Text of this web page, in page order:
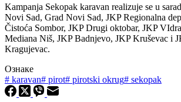
Kampanja Sekopak karavan realizuje se u
Novi Sad, Grad Novi Sad, JKP Regionalna
Čistoća Sombor, JKP Drugi oktobar, JKP
Mediana Niš, JKP Badnjevo, JKP Kruševac i
Kragujevac.
Ознаке
# karavan# pirot# pirotski okrug# sekopak